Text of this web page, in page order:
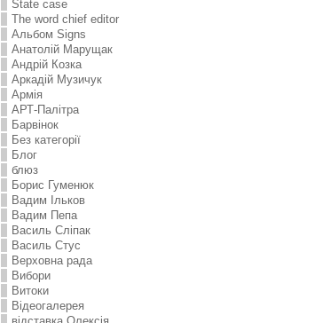
State case
The word chief editor
Альбом Signs
Анатолій Марущак
Андрій Козка
Аркадій Музичук
Армія
АРТ-Палітра
Барвінок
Без категорії
Блог
блюз
Борис Гуменюк
Вадим Ільков
Вадим Пепа
Василь Сліпак
Василь Стус
Верховна рада
Вибори
Витоки
Відеогалерея